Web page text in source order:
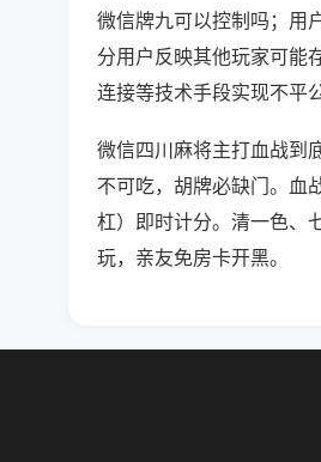
微信牌九可以控制吗；用
分用户反映其他玩家可能
连接等技术手段实现不平
微信四川麻将主打血战到
不可吃，胡牌必缺门。血
杠）即时计分。清一色、
玩，亲友免房卡开黑。